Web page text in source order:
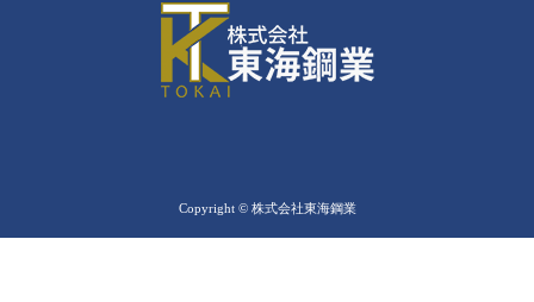
Copyright © 株式会社東海鋼業